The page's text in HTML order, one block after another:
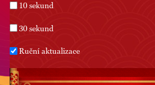
10 sekund
30 sekund
Ruční aktualizace